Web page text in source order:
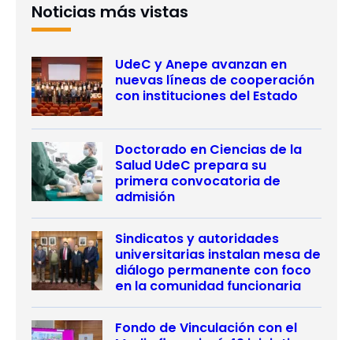
Noticias más vistas
UdeC y Anepe avanzan en
nuevas líneas de cooperación
con instituciones del Estado
Doctorado en Ciencias de la
Salud UdeC prepara su
primera convocatoria de
admisión
Sindicatos y autoridades
universitarias instalan mesa de
diálogo permanente con foco
en la comunidad funcionaria
Fondo de Vinculación con el